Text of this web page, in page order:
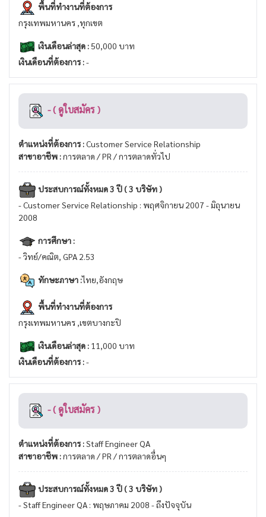
พื้นที่ทำงานที่ต้องการ
กรุงเทพมหานคร ,ทุกเขต
เงินเดือนล่าสุด : 50,000 บาท
เงินเดือนที่ต้องการ :-
- ( ดูใบสมัคร )
ตำแหน่งที่ต้องการ :Customer Service Relationship
สาขาอาชีพ :การตลาด / PR / การตลาดทั่วไป
ประสบการณ์ทั้งหมด 3 ปี ( 3 บริษัท )
- Customer Service Relationship : พฤศจิกายน 2007 - มิถุนายน
2008
การศึกษา :
- วิทย์/คณิต, GPA 2.53
ทักษะภาษา :ไทย,อังกฤษ
พื้นที่ทำงานที่ต้องการ
กรุงเทพมหานคร ,เขตบางกะปิ
เงินเดือนล่าสุด : 11,000 บาท
เงินเดือนที่ต้องการ :-
- ( ดูใบสมัคร )
ตำแหน่งที่ต้องการ :Staff Engineer QA
สาขาอาชีพ :การตลาด / PR / การตลาดอื่นๆ
ประสบการณ์ทั้งหมด 3 ปี ( 3 บริษัท )
- Staff Engineer QA : พฤษภาคม 2008 - ถึงปัจจุบัน